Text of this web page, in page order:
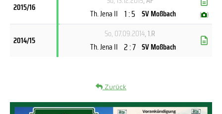
2015/16
Th. Jena II 1 : 5 SV Moßbach ( )
2014/15
So, 07.09.2014, 1.R
Th. Jena II 2 : 7 SV Moßbach
Zurück